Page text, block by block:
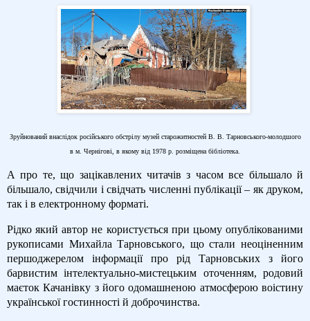
Зруйнований внаслідок російського обстрілу музей старожитностей В. В. Тарновського-молодшого
в м. Чернігові, в якому від 1978 р. розміщена бібліотека.
А про те, що зацікавлених читачів з часом все більшало й
більшало, свідчили і свідчать численні публікації – як друком,
так і в електронному форматі.
Рідко який автор не користується при цьому опублікованими
рукописами Михайла Тарновського, що стали неоціненним
першоджерелом інформації про рід Тарновських з його
барвистим інтелектуально-мистецьким оточенням, родовий
маєток Качанівку з його одомашненою атмосферою воістину
української гостинності й доброчинства.